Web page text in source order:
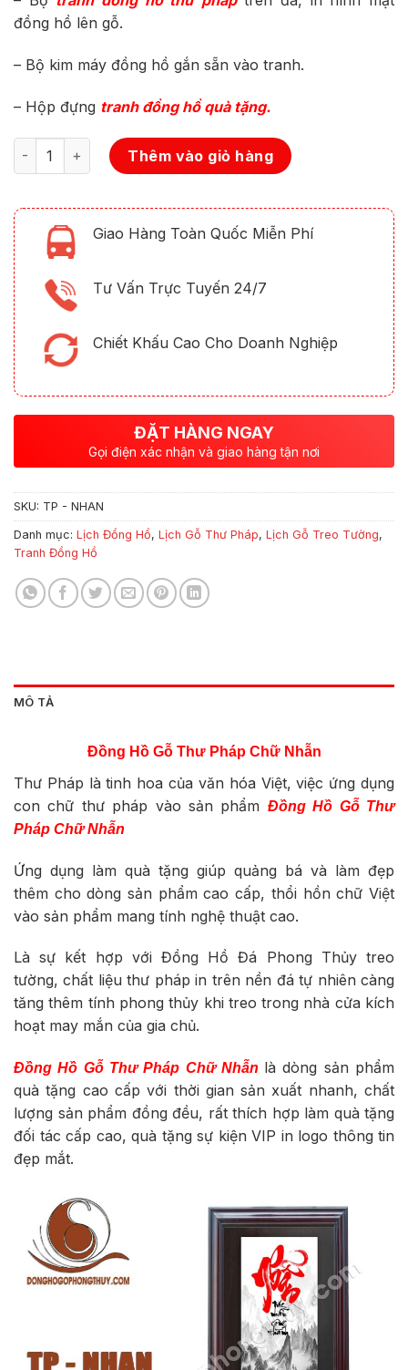
đồng hồ lên gỗ.
– Bộ kim máy đồng hồ gắn sẵn vào tranh.
– Hộp đựng tranh đồng hồquà tặng.
Số lượng Thêm vào giỏ hàng
Giao Hàng Toàn Quốc Miễn Phí
Tư Vấn Trực Tuyến 24/7
Chiết Khấu Cao Cho Doanh Nghiệp
ĐẶT HÀNG NGAY
Gọi điện xác nhận và giao hàng tận nơi
SKU: TP - NHAN
Danh mục: Lịch Đồng Hồ, Lịch Gỗ Thư Pháp, Lịch Gỗ Treo Tường,
Tranh Đồng Hồ
MÔ TẢ
Đồng Hồ Gỗ Thư Pháp Chữ Nhẫn
Thư Pháp là tinh hoa của văn hóa Việt, việc ứng dụng
con chữ thư pháp vào sản phẩm Đồng Hồ Gỗ Thư
Pháp Chữ Nhẫn
Ứng dụng làm quà tặng giúp quảng bá và làm đẹp
thêm cho dòng sản phẩm cao cấp, thổi hồn chữ Việt
vào sản phẩm mang tính nghệ thuật cao.
Là sự kết hợp với Đồng Hồ Đá Phong Thủy treo
tường, chất liệu thư pháp in trên nền đá tự nhiên càng
tăng thêm tính phong thủy khi treo trong nhà cửa kích
hoạt may mắn của gia chủ.
Đồng Hồ Gỗ Thư Pháp Chữ Nhẫn là dòng sản phẩm
quà tặng cao cấp với thời gian sản xuất nhanh, chất
lượng sản phẩm đồng đều, rất thích hợp làm quà tặng
đối tác cấp cao, quà tặng sự kiện VIP in logo thông tin
đẹp mắt.